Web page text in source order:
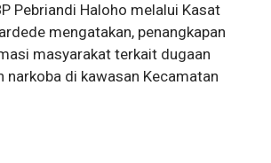
Pebriandi Haloho melalui Kasat
mengatakan, penangkapan
masyarakat terkait dugaan
narkoba di kawasan Kecamatan